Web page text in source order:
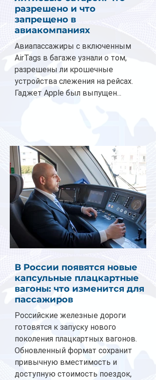
разрешено и что
запрещено в
авиакомпаниях
Авиапассажиры с включенным
AirTags в багаже узнали о том,
разрешены ли крошечные
устройства слежения на рейсах.
Гаджет Apple был выпущен...
В России появятся новые
капсульные плацкартные
вагоны: что изменится для
пассажиров
Российские железные дороги
готовятся к запуску нового
поколения плацкартных вагонов.
Обновленный формат сохранит
привычную вместимость и
доступную стоимость поездок,